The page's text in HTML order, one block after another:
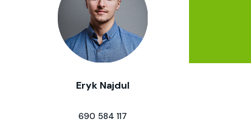
Eryk Najdul
690 584 117